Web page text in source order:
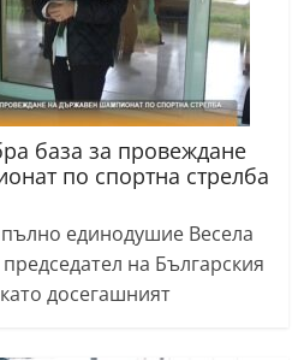
база за провеждане
по спортна стрелба
единодушие Весела
на Българския
досегашният